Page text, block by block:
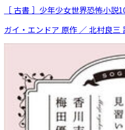
［ 古書 ］少年少女世界恐怖小説
ガイ・エンドア 原作 ／ 北村良三